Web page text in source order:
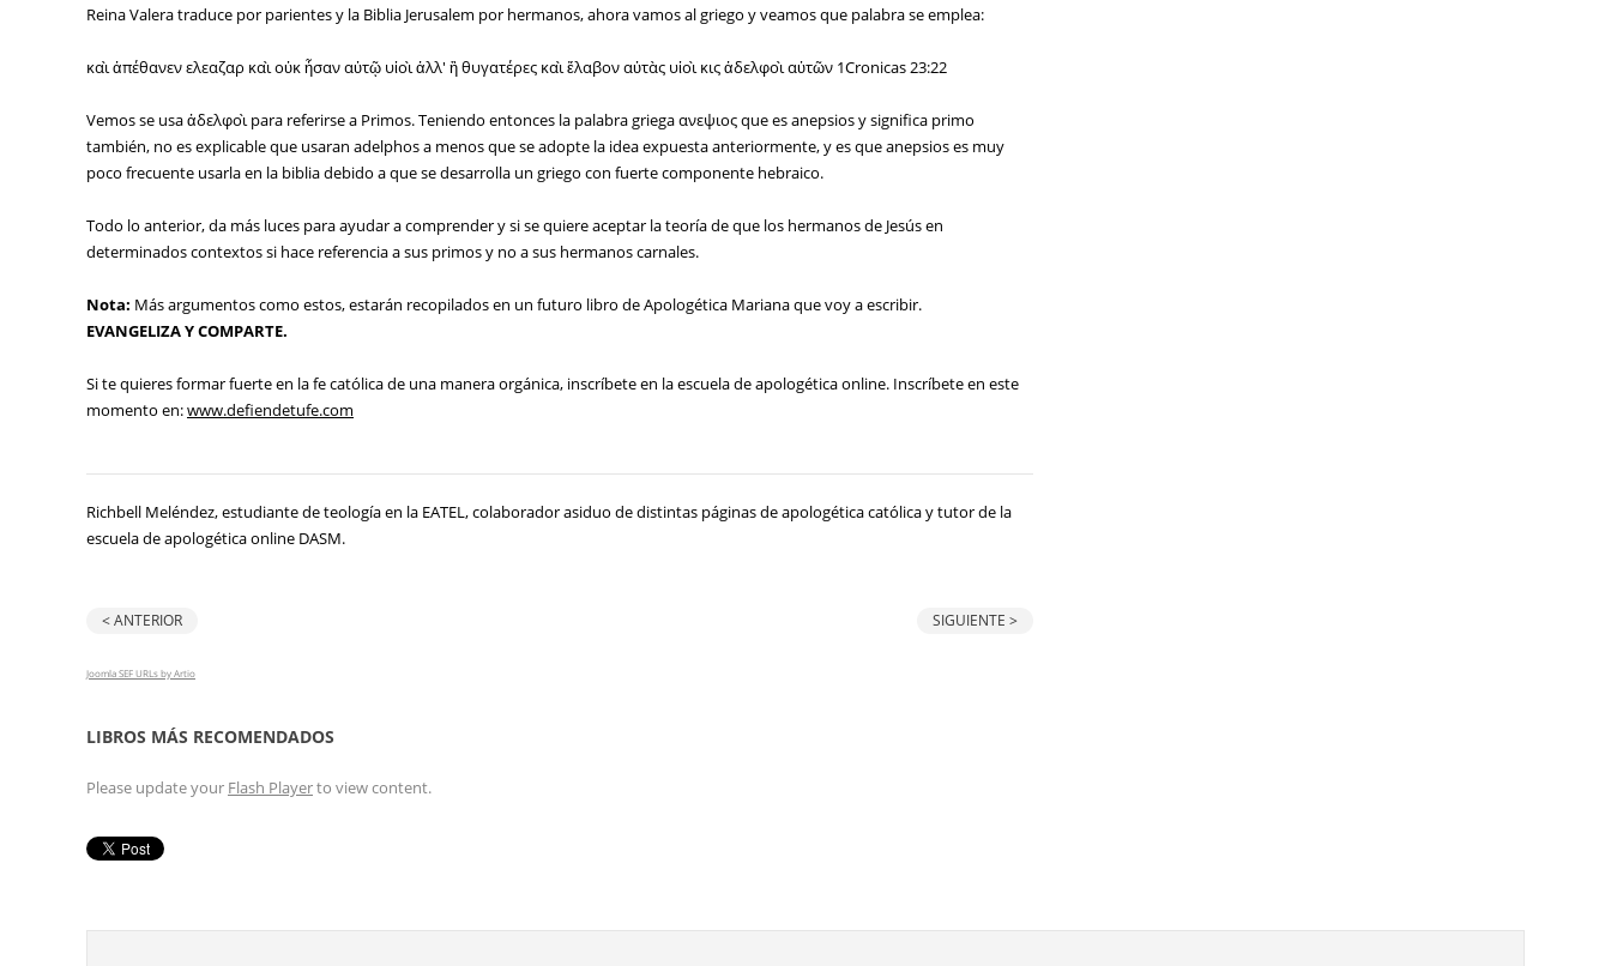
Reina Valera traduce por parientes y la Biblia Jerusalem por hermanos, ahora vamos al griego y veamos que palabra se emplea:
καὶ ἀπέθανεν ελεαζαρ καὶ οὐκ ἦσαν αὐτῷ υἱοὶ ἀλλ' ἢ θυγατέρες καὶ ἔλαβον αὐτὰς υἱοὶ κις ἀδελφοὶ αὐτῶν 1Cronicas 23:22
Vemos se usa ἀδελφοὶ para referirse a Primos. Teniendo entonces la palabra griega ανεψιος que es anepsios y significa primo
también, no es explicable que usaran adelphos a menos que se adopte la idea expuesta anteriormente, y es que anepsios es muy
poco frecuente usarla en la biblia debido a que se desarrolla un griego con fuerte componente hebraico.
Todo lo anterior, da más luces para ayudar a comprender y si se quiere aceptar la teoría de que los hermanos de Jesús en
determinados contextos si hace referencia a sus primos y no a sus hermanos carnales.
Nota: Más argumentos como estos, estarán recopilados en un futuro libro de Apologética Mariana que voy a escribir.
EVANGELIZA Y COMPARTE.
Si te quieres formar fuerte en la fe católica de una manera orgánica, inscríbete en la escuela de apologética online. Inscríbete en este
momento en:www.defiendetufe.com
Richbell Meléndez, estudiante de teología en la EATEL, colaborador asiduo de distintas páginas de apologética católica y tutor de la
escuela de apologética online DASM.
< ANTERIOR SIGUIENTE >
Joomla SEF URLs by Artio
LIBROS MÁS RECOMENDADOS
Please update your Flash Playerto view content.